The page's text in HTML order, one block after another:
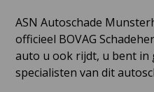
ASN Autoschade
officieel BOVAG
auto u ook rijdt, u bent in
specialisten van dit